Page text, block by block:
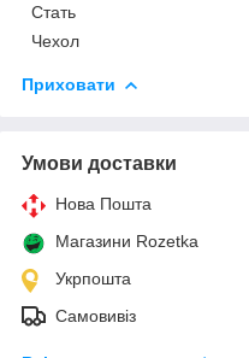
Стать
Чехол
Приховати
Умови доставки
Нова Пошта
Магазини Rozetka
Укрпошта
Самовивіз